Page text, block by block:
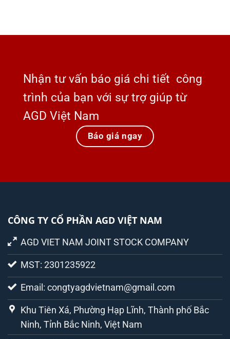
Nhận tư vấn báo giá chi tiết công
trình của bạn với sự trợ giúp từ
AGD Việt Nam
Báo giá ngay
CÔNG TY CỔ PHẦN AGD VIỆT NAM
AGD VIET NAM JOINT STOCK COMPANY
MST: 2301235922
Email: congtyagdvietnam@gmail.com
Khu Tiên Xá, Phường Hạp Lĩnh, Thành phố Bắc
Ninh, Tỉnh Bắc Ninh, Việt Nam